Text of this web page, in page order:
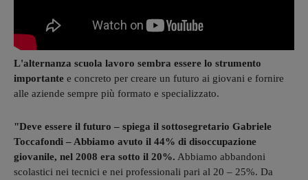
L'alternanza scuola lavoro sembra essere lo strumento
importante e concreto per creare un futuro ai giovani e fornire
alle aziende sempre più formato e specializzato.
"Deve essere il futuro – spiega il sottosegretario Gabriele
Toccafondi – Abbiamo avuto il 44% di disoccupazione
giovanile, nel 2008 era sotto il 20%. Abbiamo abbandoni
scolastici nei tecnici e nei professionali pari al 20 – 25%. Da